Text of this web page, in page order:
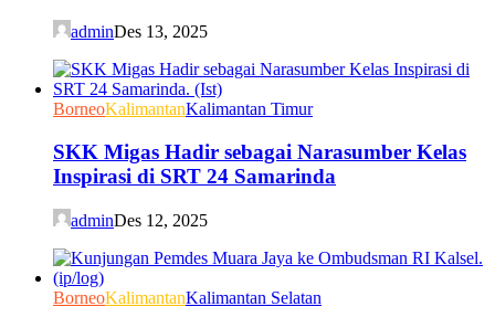
adminDes 13, 2025
BorneoKalimantanKalimantan Timur
SKK Migas Hadir sebagai Narasumber Kelas
Inspirasi di SRT 24 Samarinda
adminDes 12, 2025
BorneoKalimantanKalimantan Selatan